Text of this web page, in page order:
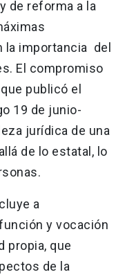
de reforma a la
la importancia del
El compromiso
publicó el
19 de junio-
jurídica de una
de lo estatal, lo
a
y vocación
propia, que
de la